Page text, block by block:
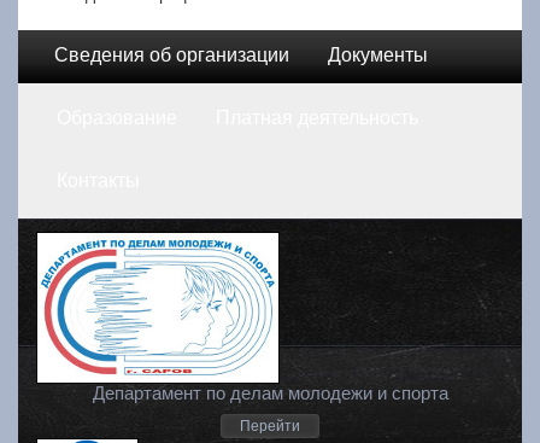
Сведения об организации Документы
Департамент по делам молодежи и спорта
Перейти